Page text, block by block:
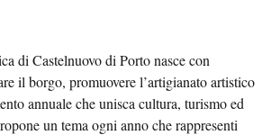
di Castelnuovo di Porto nasce con
il borgo, promuovere l’artigianato artistico
annuale che unisca cultura, turismo ed
un tema ogni anno che rappresenti